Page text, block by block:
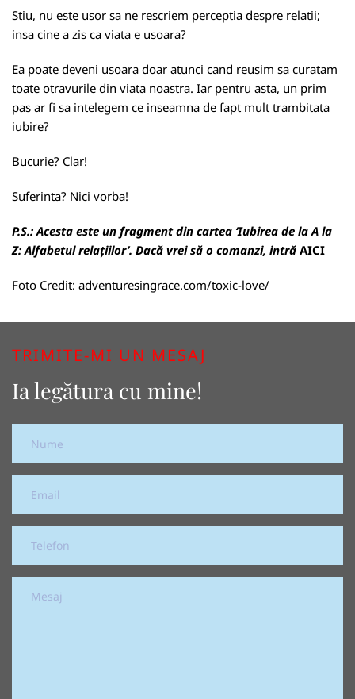
Stiu, nu este usor sa ne rescriem perceptia despre relatii;
insa cine a zis ca viata e usoara?
Ea poate deveni usoara doar atunci cand reusim sa curatam
toate otravurile din viata noastra. Iar pentru asta, un prim
pas ar fi sa intelegem ce inseamna de fapt mult trambitata
iubire?
Bucurie? Clar!
Suferinta? Nici vorba!
P.S.: Acesta este un fragment din cartea ‘Iubirea de la A la
Z: Alfabetul relațiilor’. Dacă vrei să o comanzi, intră AICI
Foto Credit: adventuresingrace.com/toxic-love/
TRIMITE-MI UN MESAJ
Ia legătura cu mine!